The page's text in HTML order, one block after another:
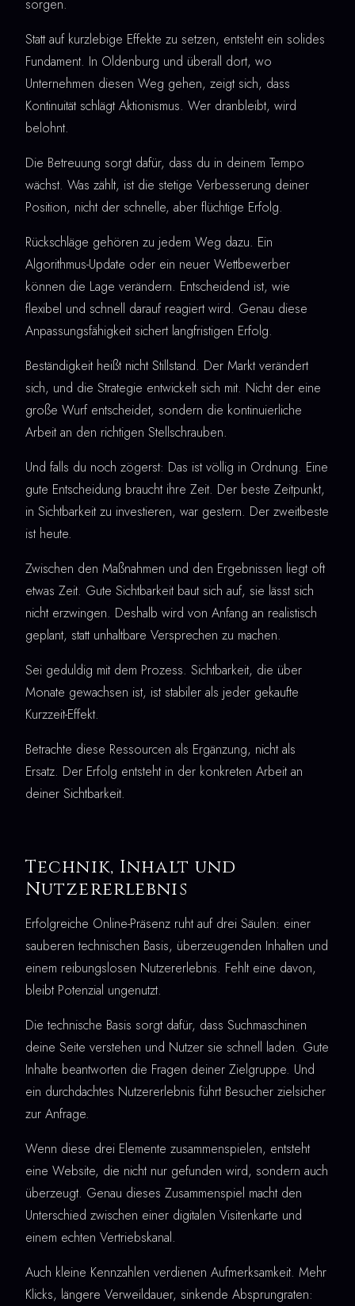
sorgen.
Statt auf kurzlebige Effekte zu setzen, entsteht ein solides
Fundament. In Oldenburg und überall dort, wo
Unternehmen diesen Weg gehen, zeigt sich, dass
Kontinuität schlägt Aktionismus. Wer dranbleibt, wird
belohnt.
Die Betreuung sorgt dafür, dass du in deinem Tempo
wächst. Was zählt, ist die stetige Verbesserung deiner
Position, nicht der schnelle, aber flüchtige Erfolg.
Rückschläge gehören zu jedem Weg dazu. Ein
Algorithmus-Update oder ein neuer Wettbewerber
können die Lage verändern. Entscheidend ist, wie
flexibel und schnell darauf reagiert wird. Genau diese
Anpassungsfähigkeit sichert langfristigen Erfolg.
Beständigkeit heißt nicht Stillstand. Der Markt verändert
sich, und die Strategie entwickelt sich mit. Nicht der eine
große Wurf entscheidet, sondern die kontinuierliche
Arbeit an den richtigen Stellschrauben.
Und falls du noch zögerst: Das ist völlig in Ordnung. Eine
gute Entscheidung braucht ihre Zeit. Der beste Zeitpunkt,
in Sichtbarkeit zu investieren, war gestern. Der zweitbeste
ist heute.
Zwischen den Maßnahmen und den Ergebnissen liegt oft
etwas Zeit. Gute Sichtbarkeit baut sich auf, sie lässt sich
nicht erzwingen. Deshalb wird von Anfang an realistisch
geplant, statt unhaltbare Versprechen zu machen.
Sei geduldig mit dem Prozess. Sichtbarkeit, die über
Monate gewachsen ist, ist stabiler als jeder gekaufte
Kurzzeit-Effekt.
Betrachte diese Ressourcen als Ergänzung, nicht als
Ersatz. Der Erfolg entsteht in der konkreten Arbeit an
deiner Sichtbarkeit.
Technik, Inhalt und
Nutzererlebnis
Erfolgreiche Online-Präsenz ruht auf drei Säulen: einer
sauberen technischen Basis, überzeugenden Inhalten und
einem reibungslosen Nutzererlebnis. Fehlt eine davon,
bleibt Potenzial ungenutzt.
Die technische Basis sorgt dafür, dass Suchmaschinen
deine Seite verstehen und Nutzer sie schnell laden. Gute
Inhalte beantworten die Fragen deiner Zielgruppe. Und
ein durchdachtes Nutzererlebnis führt Besucher zielsicher
zur Anfrage.
Wenn diese drei Elemente zusammenspielen, entsteht
eine Website, die nicht nur gefunden wird, sondern auch
überzeugt. Genau dieses Zusammenspiel macht den
Unterschied zwischen einer digitalen Visitenkarte und
einem echten Vertriebskanal.
Auch kleine Kennzahlen verdienen Aufmerksamkeit. Mehr
Klicks, längere Verweildauer, sinkende Absprungraten: